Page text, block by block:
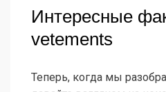
Интересные
vetements
Теперь, когда мы